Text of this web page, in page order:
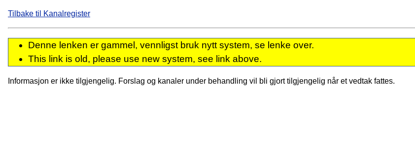
Tilbake til Kanalregister
Denne lenken er gammel, vennligst bruk nytt system, se lenke over.
This link is old, please use new system, see link above.
Informasjon er ikke tilgjengelig. Forslag og kanaler under behandling vil bli gjort tilgjengelig når et vedtak fattes.